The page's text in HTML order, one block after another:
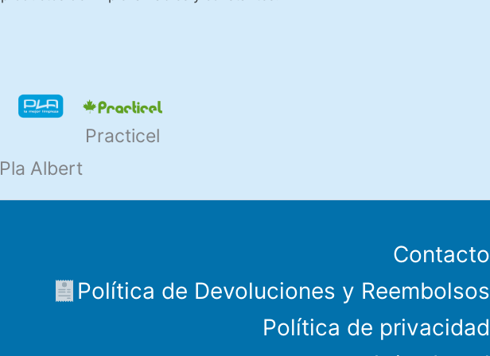
Pla Albert
Practicel
Contacto
Política de Devoluciones y Reembolsos
Política de privacidad